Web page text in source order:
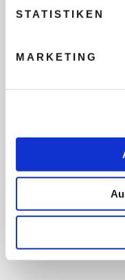
STATISTIKEN
MARKETING
TEILNEHMER
FLUG
FRAGEN UND